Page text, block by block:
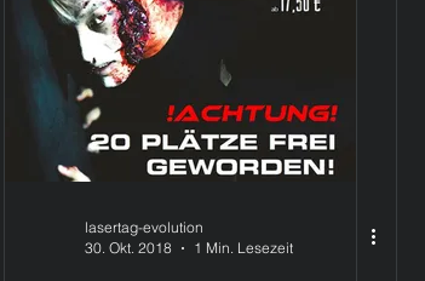
lasertag-evolution
30. Okt. 2018
1 Min. Lesezeit